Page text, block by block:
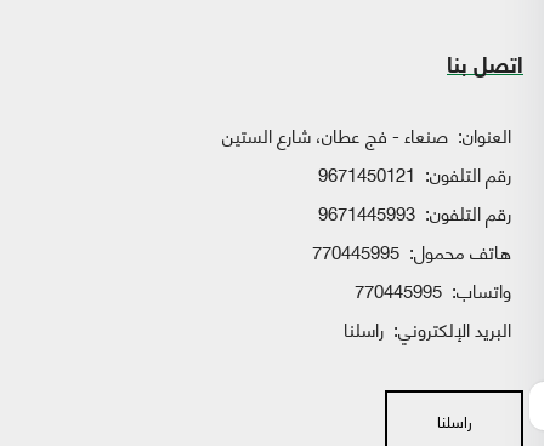
اتصل بنا
العنوان: صنعاء - فج عطان، شارع الستين
رقم التلفون: 9671450121
رقم التلفون: 9671445993
هاتف محمول: 770445995
واتساب:
البريد الإلكتروني: راسلنا
راسلنا